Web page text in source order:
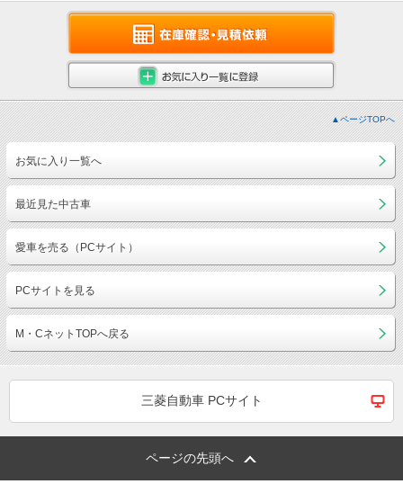
▲ページTOPへ
お気に入り一覧へ
最近見た中古車
愛車を売る（PCサイト）
PCサイトを見る
M・CネットTOPへ戻る
三菱自動車 PCサイト
ページの先頭へ